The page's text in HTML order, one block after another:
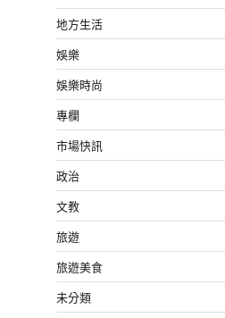
地方生活
娛樂
娛樂時尚
專欄
市場快訊
政治
文教
旅遊
旅遊美食
未分類